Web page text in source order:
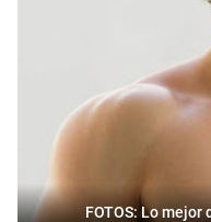
FOTOS: Lo